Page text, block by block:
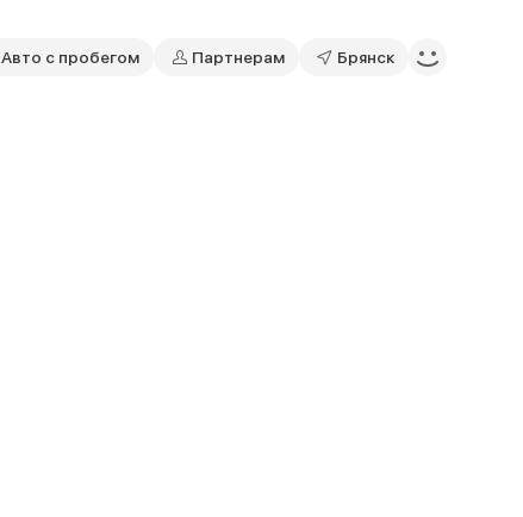
Авто с пробегом Партнерам Брянск